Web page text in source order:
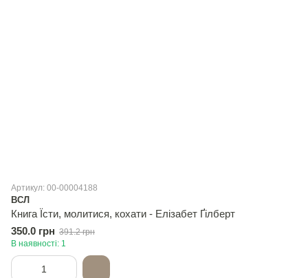
Артикул: 00-00004188
ВСЛ
Книга Їсти, молитися, кохати - Елізабет Ґілберт
350.0 грн 391.2 грн
В наявності: 1